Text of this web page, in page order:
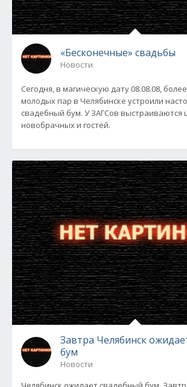
«Бесконечные» свадьбы
Новости
Сегодня, в магическую дату 08.08.08,
молодых пар в Челябинске устроили
свадебный бум. У ЗАГСов выстраиваются
новобрачных и гостей.
Завтра Челябинск
бум
Новости